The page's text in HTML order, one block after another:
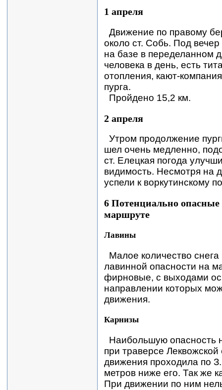
1 апреля
Движение по правому
около ст. Собь. Под
на базе в переделанном
человека в день, есть
отопления, кают-
пурга.
Пройдено 15,2 км.
2 апреля
Утром продолжение
шел очень медленно,
ст. Елецкая погода
видимость. Несмотря на
успели к воркутинскому
6 Потенциально опасные
маршруте
Лавины
Малое количество снега
лавинной опасности на
фирновые, с выходами
направлении которых
движения.
Карнизы
Наибольшую опасность
при траверсе
движения проходила по
метров ниже его. Так же
При движении по ним